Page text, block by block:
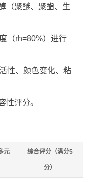
（聚醚、聚酯、生
（rh=80%）进行
性、颜色变化、粘
性评分。
元 综合评分（满分5
分）